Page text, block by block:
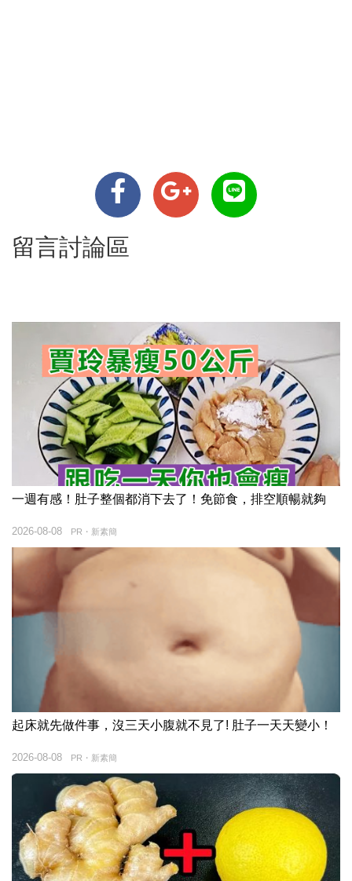
留言討論區
一週有感！肚子整個都消下去了！免節食，排空順暢就夠
PR・新素簡
2026-08-08
起床就先做件事，沒三天小腹就不見了! 肚子一天天變小！
PR・新素簡
2026-08-08